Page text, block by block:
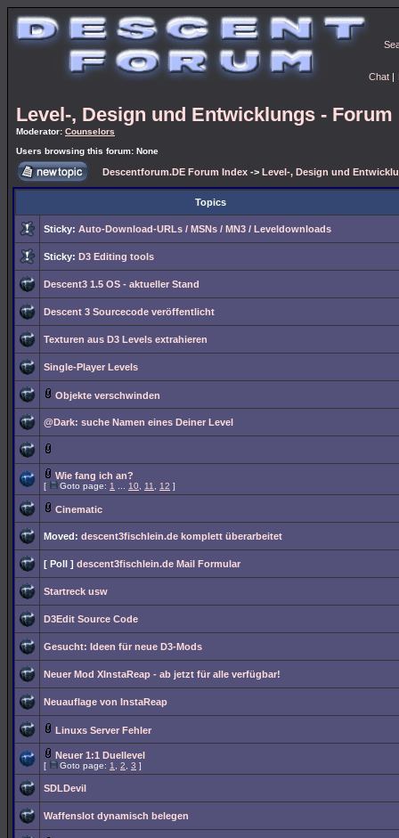
Chat |
Level-, Design und Entwicklungs - Forum
Moderator: Counselors
Users browsing this forum: None
Descentforum.DE Forum Index -> Level-, Design und
Topics
Sticky: Auto-Download-URLs / MSNs / MN3 / Leveldownloads
Sticky: D3 Editing tools
Descent3 1.5 OS - aktueller Stand
Descent 3 Sourcecode veröffentlicht
Texturen aus D3 Levels extrahieren
Single-Player Levels
Objekte verschwinden
@Dark: suche Namen eines Deiner Level
Wie fang ich an?
[ Goto page: 1 10 11 12 ]
Cinematic
Moved: descent3fischlein.de komplett überarbeitet
[ Poll ] descent3fischlein.de Mail Formular
Startreck usw
D3Edit Source Code
Gesucht: Ideen für neue D3-Mods
Neuer Mod XInstaReap - ab jetzt für alle verfügbar!
Neuauflage von InstaReap
Linuxs Server Fehler
Neuer 1:1 Duellevel
[ Goto page: 1 2 3 ]
SDLDevil
Waffenslot dynamisch belegen